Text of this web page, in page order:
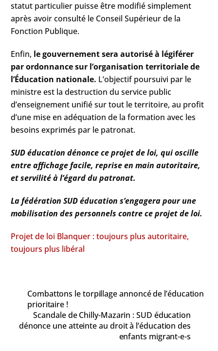
statut particulier puisse être modifié simplement
après avoir consulté le Conseil Supérieur de la
Fonction Publique.
Enfin, le gouvernement sera autorisé à légiférer
par ordonnance sur l’organisation territoriale de
l’Éducation nationale. L’objectif poursuivi par le
ministre est la destruction du service public
d’enseignement unifié sur tout le territoire, au profit
d’une mise en adéquation de la formation avec les
besoins exprimés par le patronat.
SUD éducation dénonce ce projet de loi, qui oscille
entre affichage facile, reprise en main autoritaire,
et servilité à l’égard du patronat.
La fédération SUD éducation s’engagera pour une
mobilisation des personnels contre ce projet de loi.
Projet de loi Blanquer : toujours plus autoritaire,
toujours plus libéral
Combattons le torpillage annoncé de l’éducation
prioritaire !
Scandale de Chilly-Mazarin : SUD éducation
dénonce une atteinte au droit à l’éducation des
enfants migrant-e-s